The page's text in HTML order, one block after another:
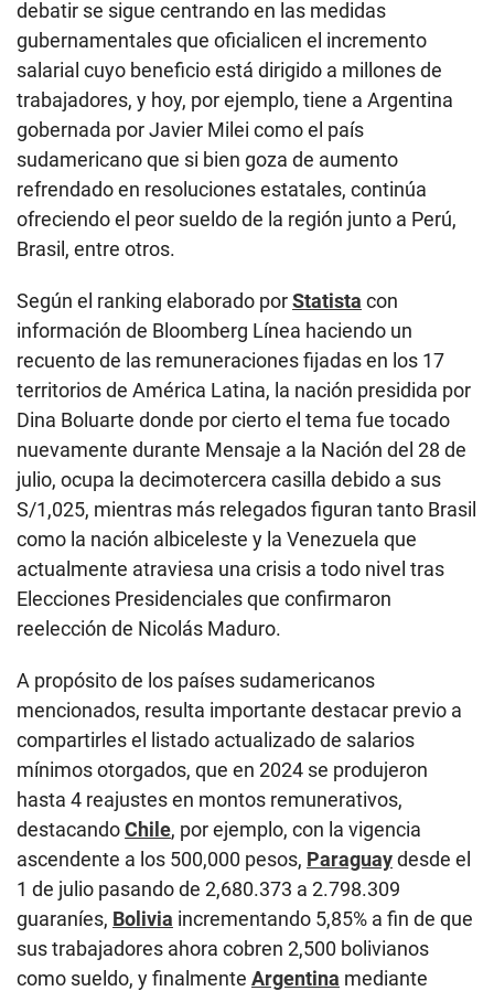
debatir se sigue centrando en las medidas
gubernamentales que oficialicen el incremento
salarial cuyo beneficio está dirigido a millones de
trabajadores, y hoy, por ejemplo, tiene a Argentina
gobernada por Javier Milei como el país
sudamericano que si bien goza de aumento
refrendado en resoluciones estatales, continúa
ofreciendo el peor sueldo de la región junto a Perú,
Brasil, entre otros.
Según el ranking elaborado porStatista con
información de Bloomberg Línea haciendo un
recuento de las remuneraciones fijadas en los 17
territorios de América Latina, la nación presidida por
Dina Boluarte donde por cierto el tema fue tocado
nuevamente durante Mensaje a la Nación del 28 de
julio, ocupa la decimotercera casilla debido a sus
S/1,025, mientras más relegados figuran tanto Brasil
como la nación albiceleste y la Venezuela que
actualmente atraviesa una crisis a todo nivel tras
Elecciones Presidenciales que confirmaron
reelección de Nicolás Maduro.
A propósito de los países sudamericanos
mencionados, resulta importante destacar previo a
compartirles el listado actualizado de salarios
mínimos otorgados, que en 2024 se produjeron
hasta 4 reajustes en montos remunerativos,
destacandoChile, por ejemplo, con la vigencia
ascendente a los 500,000 pesos, Paraguaydesde el
1 de julio pasando de 2,680.373 a 2.798.309
guaraníes, Bolivia incrementando 5,85% a fin de que
sus trabajadores ahora cobren 2,500 bolivianos
como sueldo, y finalmente Argentina mediante